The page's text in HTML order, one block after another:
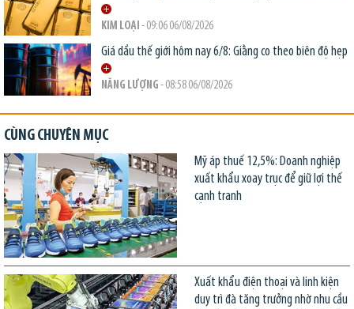
KIM LOẠI - 09:06 06/08/2026
Giá dầu thế giới hôm nay 6/8: Giằng co theo biên độ hẹp
NĂNG LƯỢNG - 08:58 06/08/2026
CÙNG CHUYÊN MỤC
Mỹ áp thuế 12,5%: Doanh nghiệp
xuất khẩu xoay trục để giữ lợi thế
cạnh tranh
Xuất khẩu điện thoại và linh kiện
duy trì đà tăng trưởng nhờ nhu cầu